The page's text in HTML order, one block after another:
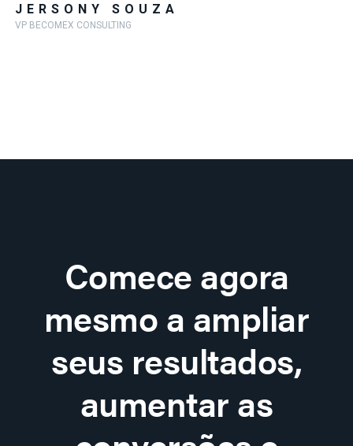
JERSONY SOUZA
VP BECOMEX CONSULTING
Comece agora
mesmo a ampliar
seus resultados,
aumentar as